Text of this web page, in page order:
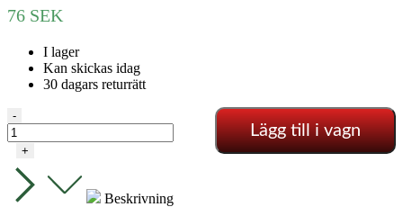
76 SEK
I lager
Kan skickas idag
30 dagars returrätt
AutoPot
AirDome
ventilationskupol
-
+
Lägg till i vagn
Beskrivning